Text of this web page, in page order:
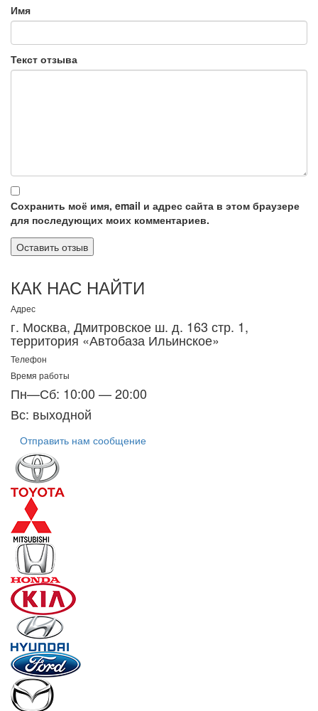
Имя
Текст отзыва
Сохранить моё имя, email и адрес сайта в этом браузере
для последующих моих комментариев.
КАК НАС НАЙТИ
Адрес
г. Москва, Дмитровское ш. д. 163 стр. 1,
территория «Автобаза Ильинское»
Телефон
Время работы
Пн—Сб: 10:00 — 20:00
Вс: выходной
Отправить нам сообщение